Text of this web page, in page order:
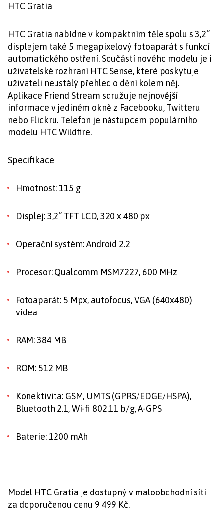
HTC Gratia
HTC Gratia nabídne v kompaktním těle spolu s 3,2“
displejem také 5 megapixelový fotoaparát s funkcí
automatického ostření. Součástí nového modelu je i
uživatelské rozhraní HTC Sense, které poskytuje
uživateli neustálý přehled o dění kolem něj.
Aplikace Friend Stream sdružuje nejnovější
informace v jediném okně z Facebooku, Twitteru
nebo Flickru. Telefon je nástupcem populárního
modelu HTC Wildfire.
Specifikace:
Hmotnost: 115 g
Displej: 3,2“ TFT LCD, 320 x 480 px
Operační systém: Android 2.2
Procesor: Qualcomm MSM7227, 600 MHz
Fotoaparát: 5 Mpx, autofocus, VGA (640x480)
videa
RAM: 384 MB
ROM: 512 MB
Konektivita: GSM, UMTS (GPRS/EDGE/HSPA),
Bluetooth 2.1, Wi-fi 802.11 b/g, A-GPS
Baterie: 1200 mAh
Model HTC Gratia je dostupný v maloobchodní síti
za doporučenou cenu 9 499 Kč.